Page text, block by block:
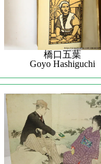
橋口五葉
Goyo Hashiguchi